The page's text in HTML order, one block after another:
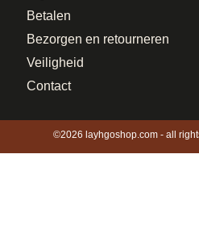
Betalen
Bezorgen en retourneren
Veiligheid
Contact
©2026 layhgoshop.com - all